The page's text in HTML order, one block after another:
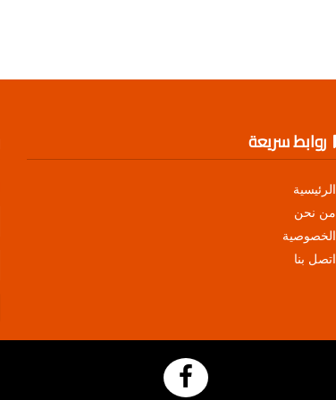
روابط سريعة
الرئيسية
من نحن
الخصوصية
اتصل بنا